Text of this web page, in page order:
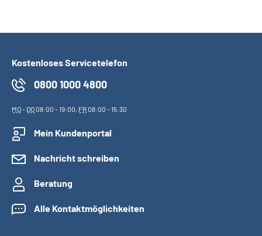
Kostenloses Servicetelefon
0800 1000 4800
MO- DO08:00 - 19:00, FR08:00 - 15:30
Mein Kundenportal
Nachricht schreiben
Beratung
Alle Kontaktmöglichkeiten